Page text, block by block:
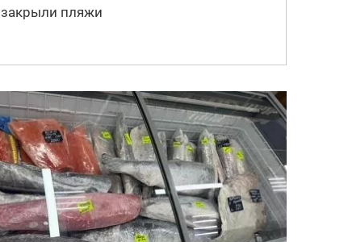
закрыли пляжи